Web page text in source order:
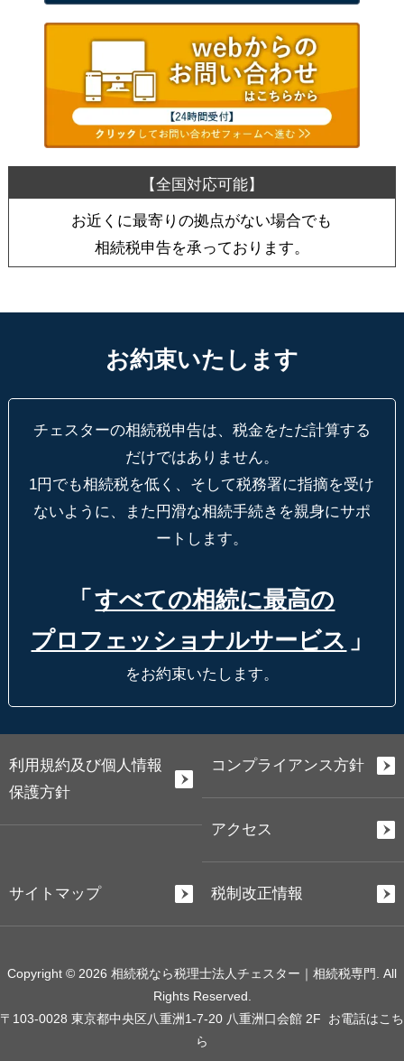
お近くに最寄りの拠点がない場合でも
相続税申告を承っております。
お約束いたします
チェスターの相続税申告は、税金をただ計算する
だけではありません。
1円でも相続税を低く、そして税務署に指摘を受け
ないように、
また円滑な相続手続きを親身にサポ
ートします。
「 すべての相続に最高の
プロフェッショナルサービス 」
をお約束いたします。
利用規約及び個人情報
保護方針
コンプライアンス方針
アクセス
サイトマップ 税制改正情報
Copyright © 2026 相続税なら税理士法人チェスター｜相続税専門. All
Rights Reserved.
〒103-0028 東京都中央区八重洲1-7-20 八重洲口会館 2F お電話はこち
ら